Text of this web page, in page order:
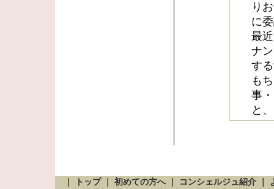
り
に
最
ナ
す
も
事
と
トップ｜ 初めての方へ コンシェルジュ紹介